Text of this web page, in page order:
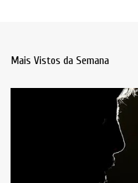
Mais Vistos da Semana